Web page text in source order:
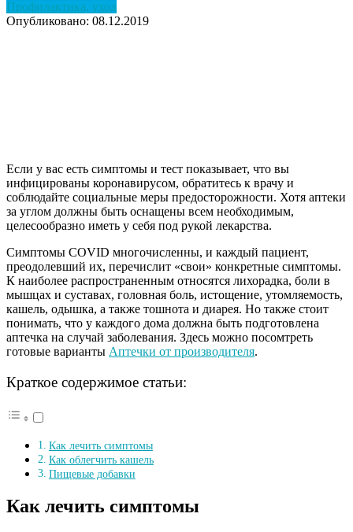
Профилактика, уход
Опубликовано: 08.12.2019
Если у вас есть симптомы и тест показывает, что вы
инфицированы коронавирусом, обратитесь к врачу и
соблюдайте социальные меры предосторожности. Хотя аптеки
за углом должны быть оснащены всем необходимым,
целесообразно иметь у себя под рукой лекарства.
Симптомы COVID многочисленны, и каждый пациент,
преодолевший их, перечислит «свои» конкретные симптомы.
К наиболее распространенным относятся лихорадка, боли в
мышцах и суставах, головная боль, истощение, утомляемость,
кашель, одышка, а также тошнота и диарея. Но также стоит
понимать, что у каждого дома должна быть подготовлена
аптечка на случай заболевания. Здесь можно посомтреть
готовые варианты Аптечки от производителя.
Краткое содержимое статьи:
Как лечить симптомы
Как облегчить кашель
Пищевые добавки
Как лечить симптомы